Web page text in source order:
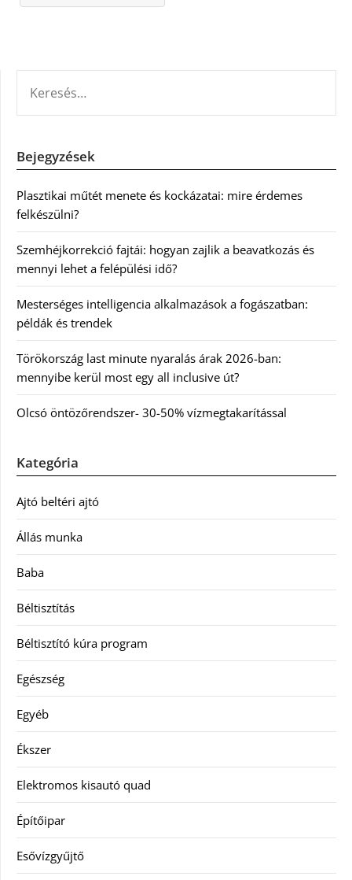
Bejegyzések
Plasztikai műtét menete és kockázatai: mire érdemes
felkészülni?
Szemhéjkorrekció fajtái: hogyan zajlik a beavatkozás és
mennyi lehet a felépülési idő?
Mesterséges intelligencia alkalmazások a fogászatban:
példák és trendek
Törökország last minute nyaralás árak 2026-ban:
mennyibe kerül most egy all inclusive út?
Olcsó öntözőrendszer- 30-50% vízmegtakarítással
Kategória
Ajtó beltéri ajtó
Állás munka
Baba
Béltisztítás
Béltisztító kúra program
Egészség
Egyéb
Ékszer
Elektromos kisautó quad
Építőipar
Esővízgyűjtő